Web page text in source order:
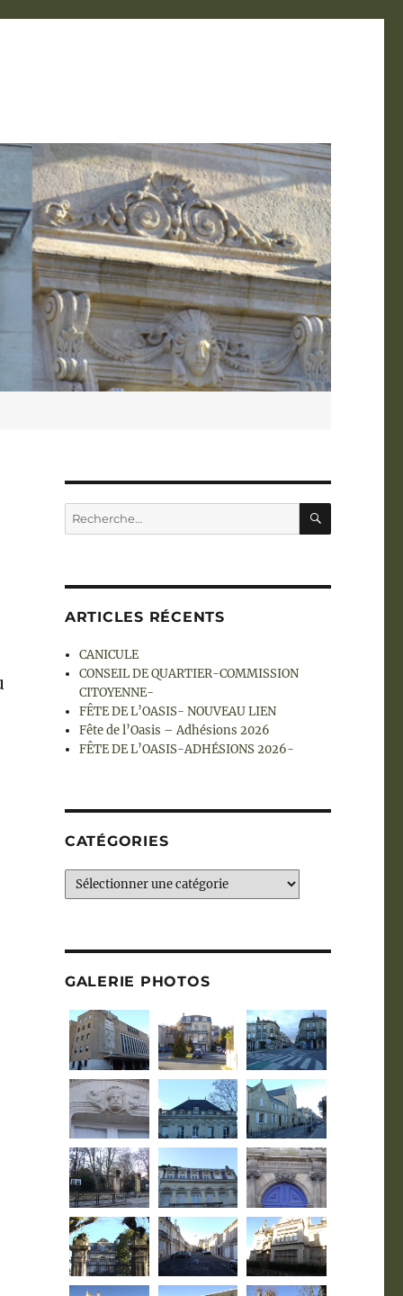
Recherche
pour :
ARTICLES RÉCENTS
CANICULE
CONSEIL DE QUARTIER-COMMISSION
CITOYENNE-
FÊTE DE L’OASIS- NOUVEAU LIEN
Fête de l’Oasis – Adhésions 2026
FÊTE DE L’OASIS-ADHÉSIONS 2026-
CATÉGORIES
Catégories
GALERIE PHOTOS